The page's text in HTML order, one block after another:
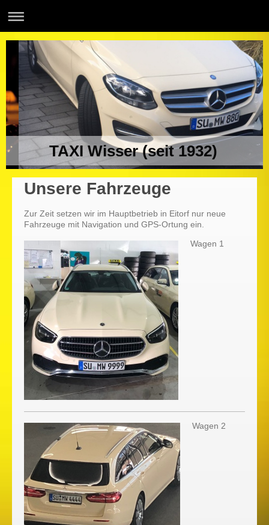
TAXI Wisser (seit 1932)
Unsere Fahrzeuge
Zur Zeit setzen wir im Hauptbetrieb in Eitorf nur neue
Fahrzeuge mit Navigation und GPS-Ortung ein.
Wagen 1
Wagen 2